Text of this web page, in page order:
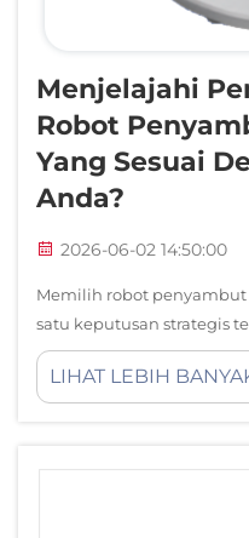
Menjelajahi
Robot
Yang Sesuai
Anda?
2026-06-02 14:50:00
Memilih robot
satu keputusan strategis
mengandalkan efisiensi
pengunjung. Seiring
LIHAT LEBIH